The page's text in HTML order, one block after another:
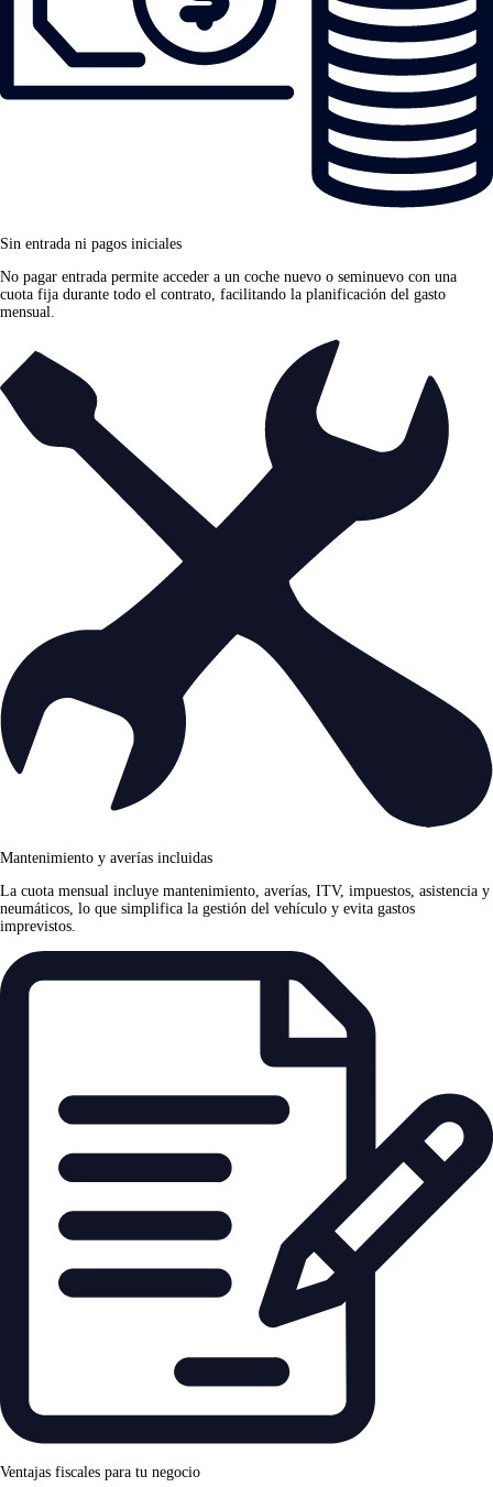
Sin entrada ni pagos iniciales
No pagar entrada permite acceder a un coche nuevo o seminuevo con una
cuota fija durante todo el contrato, facilitando la planificación del gasto
mensual.
Mantenimiento y averías incluidas
La cuota mensual incluye mantenimiento, averías, ITV, impuestos, asistencia y
neumáticos, lo que simplifica la gestión del vehículo y evita gastos
imprevistos.
Ventajas fiscales para tu negocio